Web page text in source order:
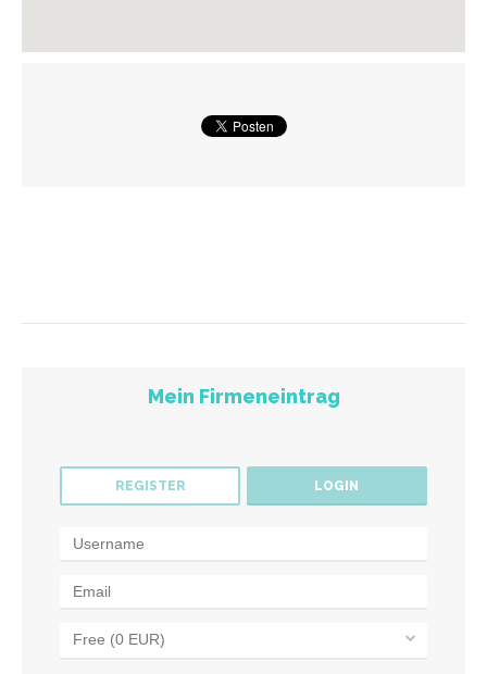
Mein Firmeneintrag
REGISTER LOGIN
Free (0 EUR)